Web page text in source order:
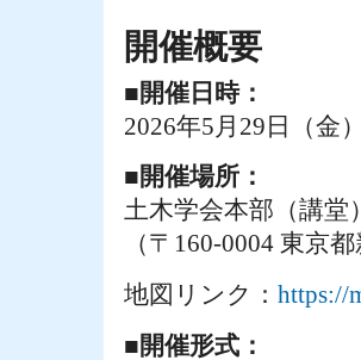
開催概要
■開催日時：
2026年5月29日（金
■開催場所：
土木学会本部（講堂
（〒160-0004 東京
地図リンク： https://
■開催形式：